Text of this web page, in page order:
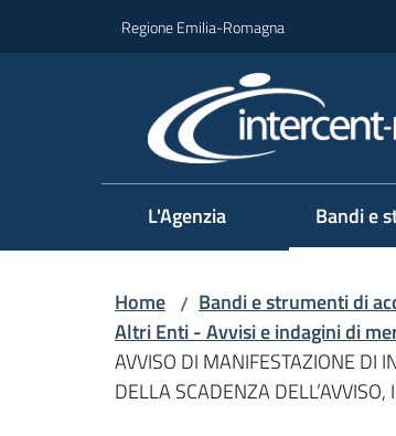
Regione Emilia-Romagna
L'Agenzia Bandi e
Home / Bandi e strumenti di
Altri Enti - Avvisi e indagini di
AVVISO DI MANIFESTAZIONE DI
DELLA SCADENZA